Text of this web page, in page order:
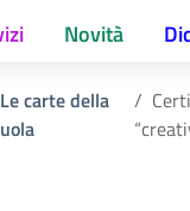
Novità
Le carte della